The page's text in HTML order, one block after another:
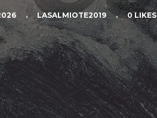
. LASALMIOTE2019 . 0 LIKES